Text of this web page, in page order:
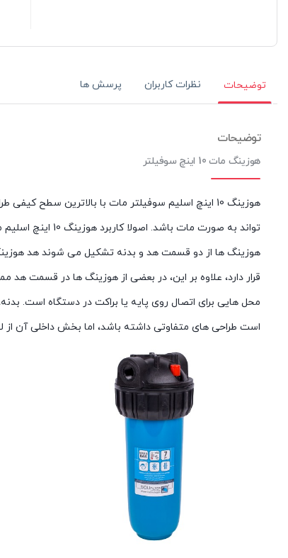
توضیحات نظرات کاربران پرسش ها
توضیحات
هوزینگ مات 10 اینچ سوفیلتر
هوزینگ 10 اینچ اسلیم سوفیلتر مات با بالاترین
تواند به صورت مات باشد. اصولا کاربرد هوزینگ 10 اینچ اسلیم مات سوفیلتر به صورت پیش تصفیه در دستگاه های تصفیه آب صنعتی یا نیمه صنعتی است.
هوزینگ ها از دو قسمت هد و بدنه تشکیل می شوند هد
قرار دارد، علاوه بر این، در بعضی از هوزینگ ها در قسمت
محل هایی برای اتصال روی پایه یا براکت در دستگاه است.
است طراحی های متفاوتی داشته باشد، اما بخش داخلی آن از